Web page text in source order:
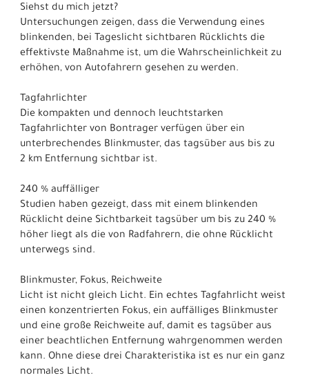
Siehst du mich jetzt?
Untersuchungen zeigen, dass die Verwendung eines
blinkenden, bei Tageslicht sichtbaren Rücklichts die
effektivste Maßnahme ist, um die Wahrscheinlichkeit zu
erhöhen, von Autofahrern gesehen zu werden.
Tagfahrlichter
Die kompakten und dennoch leuchtstarken
Tagfahrlichter von Bontrager verfügen über ein
unterbrechendes Blinkmuster, das tagsüber aus bis zu
2 km Entfernung sichtbar ist.
240 % auffälliger
Studien haben gezeigt, dass mit einem blinkenden
Rücklicht deine Sichtbarkeit tagsüber um bis zu 240 %
höher liegt als die von Radfahrern, die ohne Rücklicht
unterwegs sind.
Blinkmuster, Fokus, Reichweite
Licht ist nicht gleich Licht. Ein echtes Tagfahrlicht weist
einen konzentrierten Fokus, ein auffälliges Blinkmuster
und eine große Reichweite auf, damit es tagsüber aus
einer beachtlichen Entfernung wahrgenommen werden
kann. Ohne diese drei Charakteristika ist es nur ein ganz
normales Licht.